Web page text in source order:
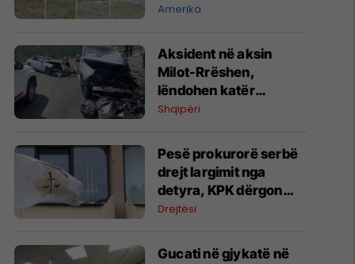
ketë një çrregullim të
Amerika
Aksident në aksin
Milot-Rrëshen,
lëndohen katër
persona - vetura
Shqipëri
Pesë prokurorë serbë
drejt largimit nga
detyra, KPK dërgon
emrat në Presidencë
Drejtësi
​Gucati në gjykatë në